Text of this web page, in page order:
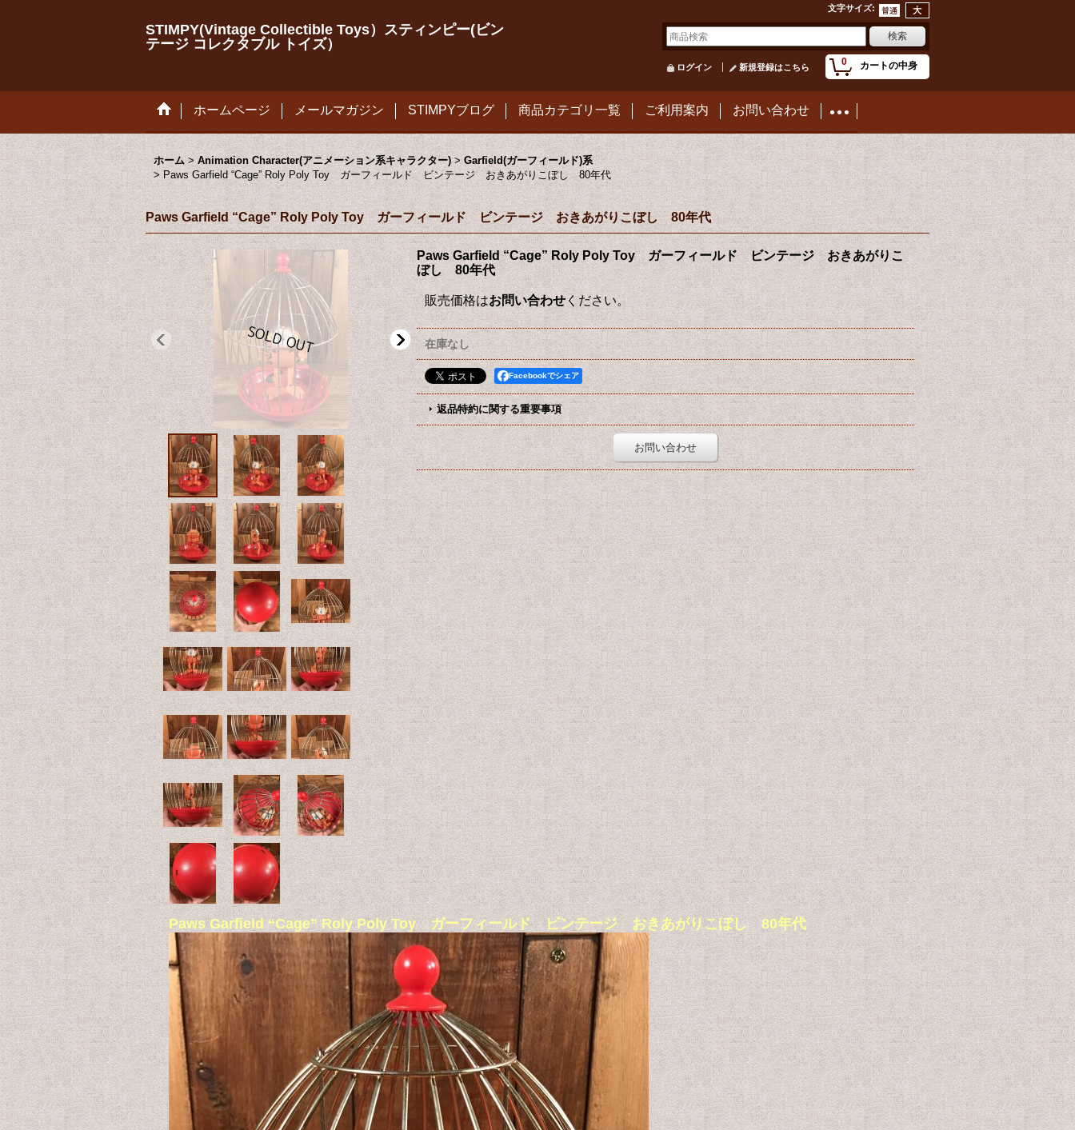
文字サイズ:
STIMPY(Vintage Collectible Toys）スティンピー(ビン
テージ コレクタブル トイズ）
0 カートの中身
ログイン 新規登録はこちら
ホームページ メールマガジン STIMPYブログ 商品カテゴリ一覧 ご利用案内 お問い合わせ
ホーム > Animation Character(アニメーション系キャラクター) > Garfield(ガーフィールド)系
> Paws Garfield “Cage” Roly Poly Toy ガーフィールド ビンテージ おきあがりこぼし 80年代
Paws Garfield “Cage” Roly Poly Toy ガーフィールド ビンテージ おきあがりこぼし 80年代
Paws Garfield “Cage” Roly Poly Toy ガーフィールド ビンテージ おきあがりこ
ぼし 80年代
販売価格はお問い合わせ ください。
在庫なし
Facebookでシェア
返品特約に関する重要事項
お問い合わせ
Paws Garfield “Cage” Roly Poly Toy ガーフィールド ビンテージ おきあがりこぼし 80年代